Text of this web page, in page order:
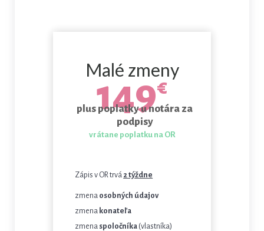
Malé zmeny
149€
plus poplatky u notára za
podpisy
vrátane poplatku na OR
Zápis v OR trvá 2 týždne
zmena osobných údajov
zmena konateľa
zmena spoločníka (vlastníka)